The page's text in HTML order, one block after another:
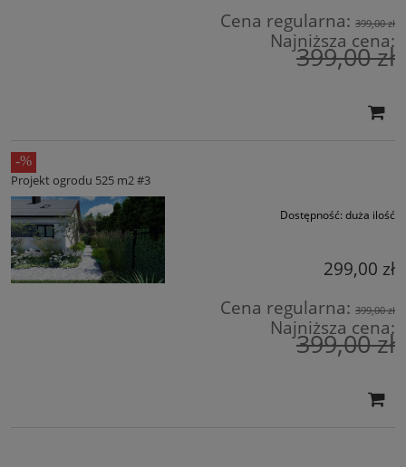
Cena regularna: 399,00 zł
Najniższa cena:
399,00 zł
Projekt ogrodu 525 m2 #3
Dostępność: duża ilość
299,00 zł
Cena regularna: 399,00 zł
Najniższa cena:
399,00 zł